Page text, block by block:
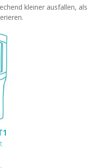
kleiner ausfallen, als